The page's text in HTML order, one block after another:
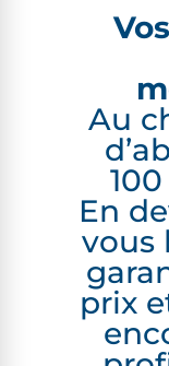
Au
En
vous
prix